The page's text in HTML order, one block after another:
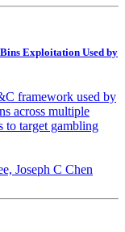
Exploitation Used by
framework used by
across multiple
to target gambling
Joseph C Chen